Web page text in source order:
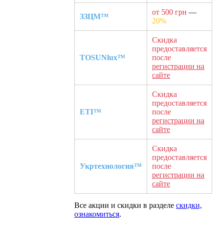
ЗЗЦМ™
от 500 грн —
20%
TOSUNlux™
Скидка
предоставляется
после
регистрации на
сайте
ETI™
Скидка
предоставляется
после
регистрации на
сайте
Укртехнология™
Скидка
предоставляется
после
регистрации на
сайте
Все акции и скидки в разделе скидки,
ознакомиться.